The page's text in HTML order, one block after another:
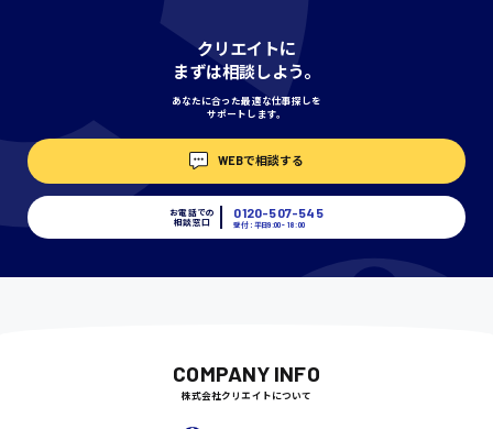
時給1400円〜
クリエイトに
まずは相談しよう。
あなたに合った最適な仕事探しを
サポートします。
WEBで相談する
お電話での
相談窓口
0120-507-545
受付：平日9:00 - 18:00
COMPANY INFO
株式会社クリエイトについて